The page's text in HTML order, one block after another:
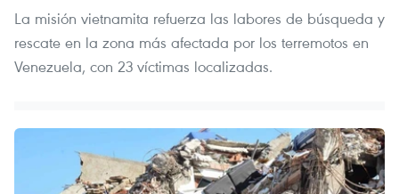
La misión vietnamita refuerza las labores de búsqueda y
rescate en la zona más afectada por los terremotos en
Venezuela, con 23 víctimas localizadas.